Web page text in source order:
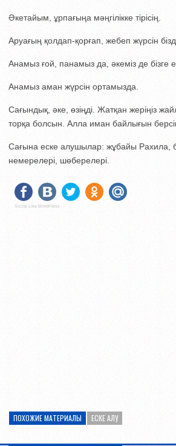
Әкетайым, ұрпағыңа мәңгілікке тірісің.
Аруағың қолдап-қорғап, жебеп жүрсін
Анамыз ғой, панамыз да, әкеміз де бізге
Анамыз аман жүрсін ортамызда.
Сағындық, әке, өзіңді. Жатқан жеріңіз
торқа болсын. Алла иман байлығын
Сағына еске алушылар: жұбайы Рахила,
немерелері, шөберелері.
Social Like WordPress
ПОХОЖИЕ МАТЕРИАЛЫ ЕСКЕ АЛУ